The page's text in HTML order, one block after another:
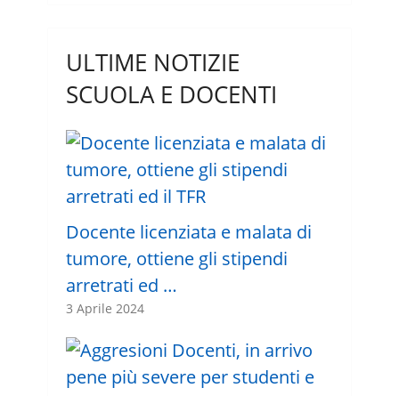
ULTIME NOTIZIE
SCUOLA E DOCENTI
Docente licenziata e malata di
tumore, ottiene gli stipendi
arretrati ed …
3 Aprile 2024